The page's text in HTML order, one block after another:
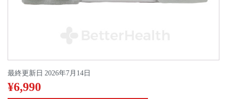
¥6,990
最終更新日 2026年7月14日